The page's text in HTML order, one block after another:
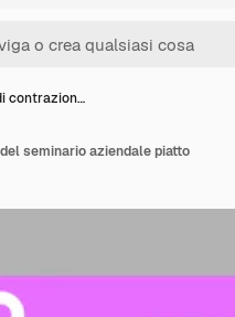
contrazion…
seminario aziendale piatto